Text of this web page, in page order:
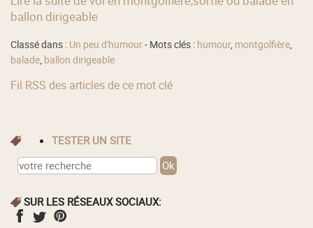
ballon dirigeable
Classé dans : Un peu d'humour- Mots clés : humour, montgolfière,
balade, ballon dirigeable
Fil RSS des articles de ce mot clé
TESTER UN SITE
SUR LES RÉSEAUX SOCIAUX: